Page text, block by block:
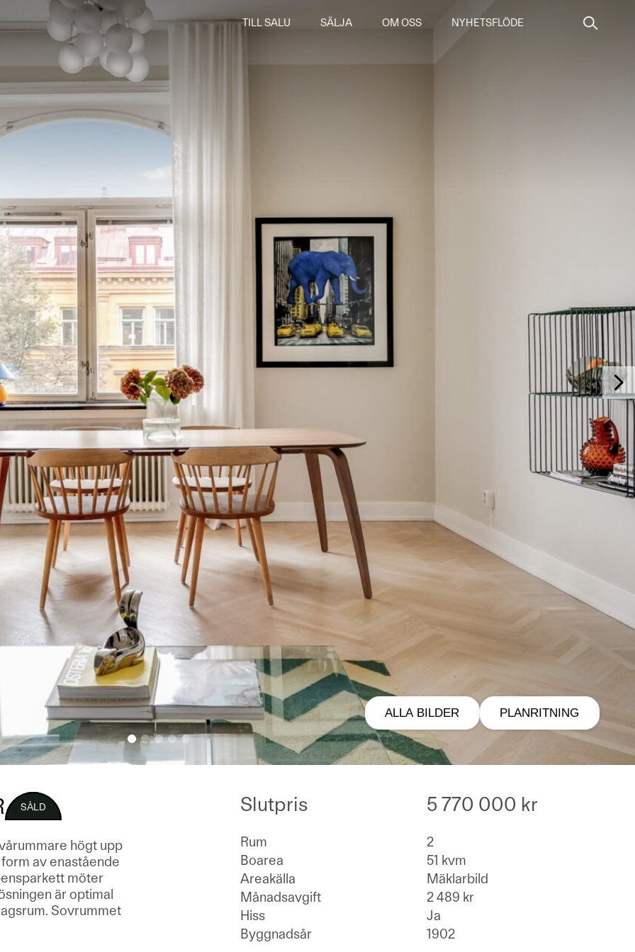
TILL SALU SÄLJA OM OSS NYHETSFLÖDE
ALLA BILDER PLANRITNING
SÅLD
högt upp
av enastående
möter
är optimal
Sovrummet
Slutpris 5 770 000 kr
Rum
2
Boarea
51 kvm
Areakälla
Mäklarbild
Månadsavgift
2 489 kr
Hiss
Ja
Byggnadsår
1902